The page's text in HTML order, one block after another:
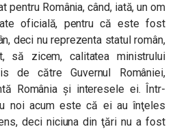
pentru România, când, iată, un om
oficială, pentru că este fost
deci nu reprezenta statul român,
să zicem, calitatea ministrului
de către Guvernul României,
România şi interesele ei. Într-
noi acum este că ei au înţeles
deci niciuna din ţări nu a fost